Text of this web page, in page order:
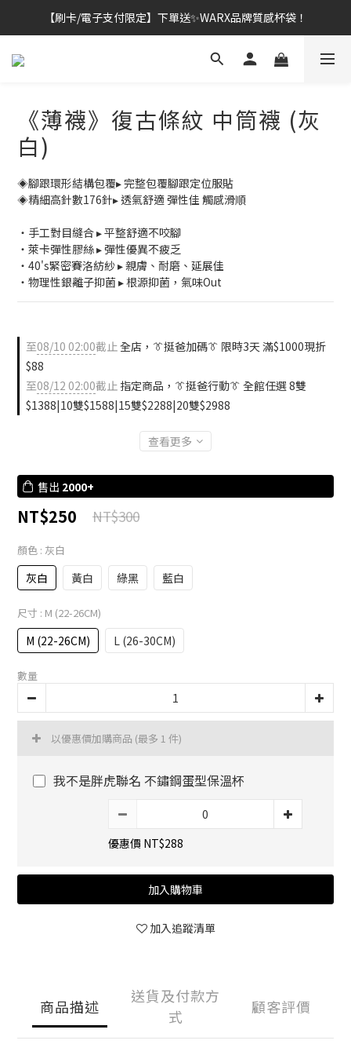
👔挺爸行動：全館襪款【最低$149起】✨立即下單！
【刷卡/電子支付限定】下單送✨WARX品牌質感杯袋！
👔挺爸行動：全館襪款【最低$149起】✨立即下單！
《薄襪》復古條紋 中筒襪 (灰
白)
◈腳跟環形結構包覆▸ 完整包覆腳跟定位服貼
◈精細高針數176針▸ 透氣舒適 彈性佳 觸感滑順
・手工對目縫合 ▸ 平整舒適不咬腳
・萊卡彈性膠絲 ▸ 彈性優異不疲乏
・40's緊密賽洛紡紗 ▸ 親膚、耐磨、延展佳
・物理性銀離子抑菌 ▸ 根源抑菌，氣味Out
至08/10 02:00截止全店，👔挺爸加碼👔 限時3天 滿$1000現折
$88
至08/12 02:00截止 指定商品，👔挺爸行動👔 全館任選 8雙
$1388|10雙$1588|15雙$2288|20雙$2988
查看更多
售出 2000+
NT$250 NT$300
顏色 : 灰白
灰白 黃白 綠黑 藍白
尺寸 : M (22-26CM)
M (22-26CM) L (26-30CM)
數量
以優惠價加購商品 (最多 1 件)
我不是胖虎聯名 不鏽鋼蛋型保溫杯
優惠價 NT$288
加入購物車
加入追蹤清單
商品描述
送貨及付款方
式
顧客評價